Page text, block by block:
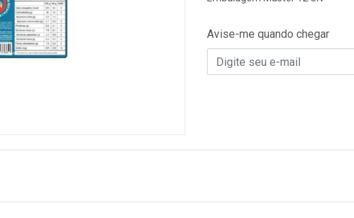
Avise-me quando chegar